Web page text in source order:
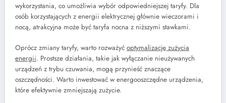
wykorzystania, co umożliwia wybór odpowiedniejszej taryfy. Dla
osób korzystających z energii elektrycznej głównie wieczorami i
nocą, atrakcyjna może być taryfa nocna z niższymi stawkami.
Oprócz zmiany taryfy, warto rozważyć optymalizację zużycia
energii. Prostsze działania, takie jak wyłączanie nieużywanych
urządzeń z trybu czuwania, mogą przynieść znaczące
oszczędności. Warto inwestować w energooszczędne urządzenia,
które efektywnie zmniejszają zużycie.